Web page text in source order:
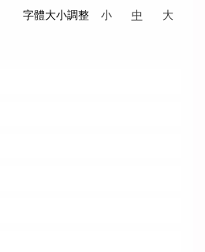
字體大小調整 小 中 大